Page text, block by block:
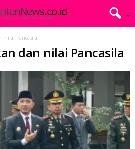
nilai Pancasila
dan nilai Pancasila